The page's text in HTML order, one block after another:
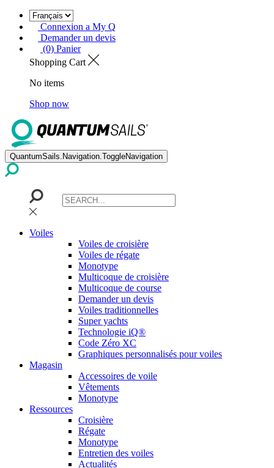
Connexion a My Q
Demander un devis
(0) Panier
Shopping Cart
No items
Shop now
QuantumSails.Navigation.ToggleNavigation
Voiles
Voiles de croisière
Voiles de régate
Monotype
Multicoque de croisière
Multicoque de course
Demander un devis
Voiles traditionnelles
Super yachts
Technologie iQ®
Code Zéro XC
Graphiques personnalisés pour voiles
Magasin
Accessoires de voile
Vêtements
Monotype
Ressources
Croisière
Régate
Monotype
Entretien des voiles
Actualités